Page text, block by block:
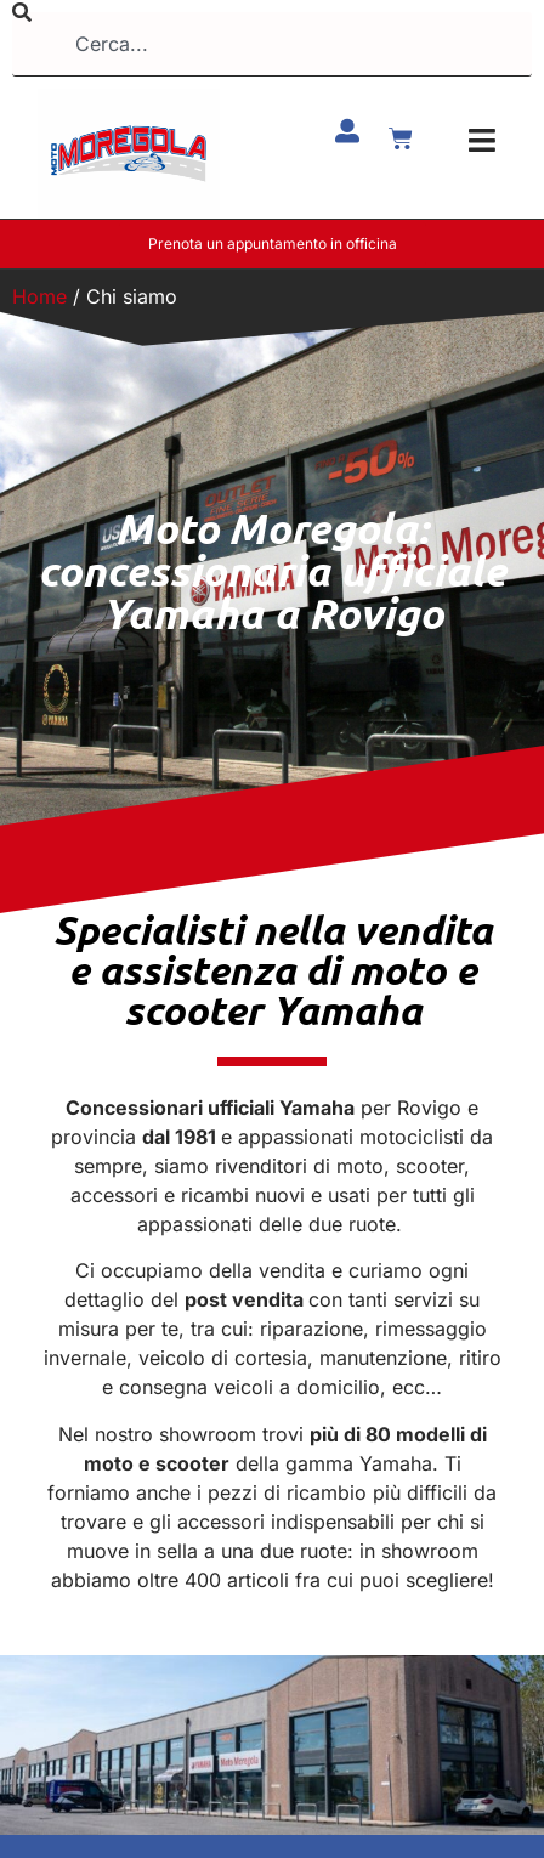
Prenota un appuntamento in officina
Home / Chi siamo
Moto Moregola:
concessionaria ufficiale
Yamaha a Rovigo
Specialisti nella vendita
e assistenza di moto e
scooter Yamaha
Concessionari ufficiali Yamaha per Rovigo e
provincia dal 1981 e appassionati motociclisti da
sempre, siamo rivenditori di moto, scooter,
accessori e ricambi nuovi e usati per tutti gli
appassionati delle due ruote.
Ci occupiamo della vendita e curiamo ogni
dettaglio del post vendita con tanti servizi su
misura per te, tra cui: riparazione, rimessaggio
invernale, veicolo di cortesia, manutenzione, ritiro
e consegna veicoli a domicilio, ecc…
Nel nostro showroom trovi più di 80 modelli di
moto e scooterdella gamma Yamaha. Ti
forniamo anche i pezzi di ricambio più difficili da
trovare e gli accessori indispensabili per chi si
muove in sella a una due ruote: in showroom
abbiamo oltre 400 articoli fra cui puoi scegliere!